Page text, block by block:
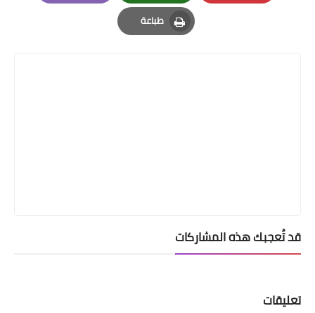
Pinterest
Whatsapp
Email
طباعة
Print
قد تُعجبك هذه المشاركات
تعليقات